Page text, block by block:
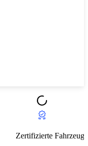
mit Garantie